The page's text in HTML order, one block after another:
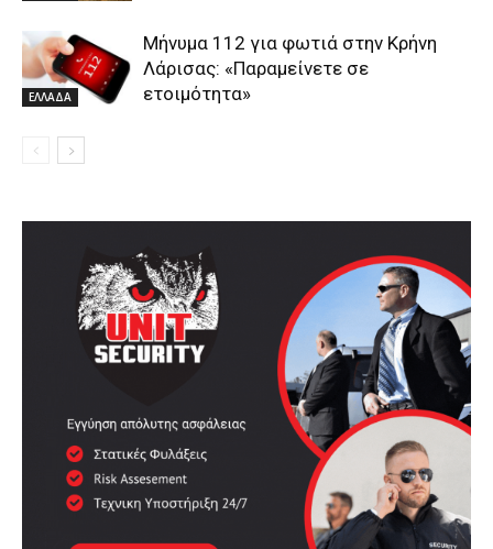
ΕΛΛΑΔΑ
Μήνυμα 112 για φωτιά στην Κρήνη
Λάρισας: «Παραμείνετε σε
ετοιμότητα»